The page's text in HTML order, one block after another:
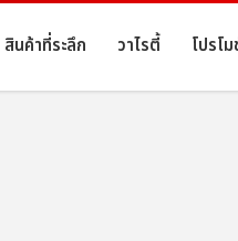
สินค้าที่ระลึก วาไรตี้ โปรโ